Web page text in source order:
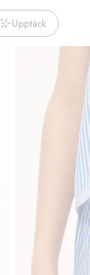
Upptäck